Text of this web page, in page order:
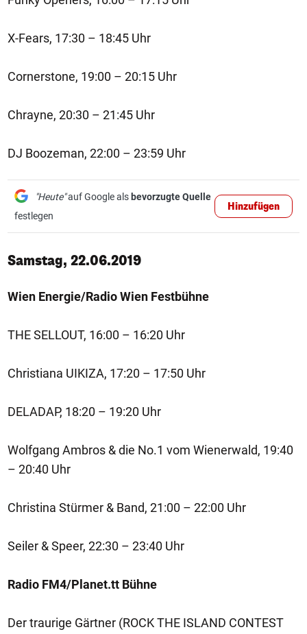
X-Fears, 17:30 – 18:45 Uhr
Cornerstone, 19:00 – 20:15 Uhr
Chrayne, 20:30 – 21:45 Uhr
DJ Boozeman, 22:00 – 23:59 Uhr
"Heute"auf Google als bevorzugte Quelle
festlegen
Hinzufügen
Samstag, 22.06.2019
Wien Energie/Radio Wien Festbühne
THE SELLOUT, 16:00 – 16:20 Uhr
Christiana UIKIZA, 17:20 – 17:50 Uhr
DELADAP, 18:20 – 19:20 Uhr
Wolfgang Ambros & die No.1 vom Wienerwald, 19:40
– 20:40 Uhr
Christina Stürmer & Band, 21:00 – 22:00 Uhr
Seiler & Speer, 22:30 – 23:40 Uhr
Radio FM4/Planet.tt Bühne
Der traurige Gärtner (ROCK THE ISLAND CONTEST